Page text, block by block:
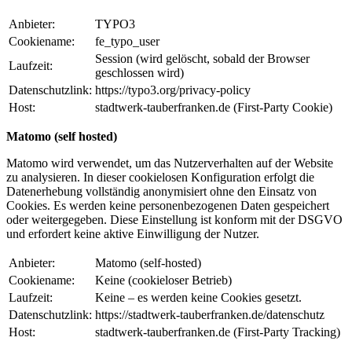
Anbieter:
TYPO3
Cookiename:
fe_typo_user
Laufzeit:
Session (wird gelöscht, sobald der Browser
geschlossen wird)
Datenschutzlink: https://typo3.org/privacy-policy
Host:
stadtwerk-tauberfranken.de (First-Party Cookie)
Matomo (self hosted)
Matomo wird verwendet, um das Nutzerverhalten auf der Website
zu analysieren. In dieser cookielosen Konfiguration erfolgt die
Datenerhebung vollständig anonymisiert ohne den Einsatz von
Cookies. Es werden keine personenbezogenen Daten gespeichert
oder weitergegeben. Diese Einstellung ist konform mit der DSGVO
und erfordert keine aktive Einwilligung der Nutzer.
Anbieter:
Matomo (self-hosted)
Cookiename:
Keine (cookieloser Betrieb)
Laufzeit:
Keine – es werden keine Cookies gesetzt.
Datenschutzlink: https://stadtwerk-tauberfranken.de/datenschutz
Host:
stadtwerk-tauberfranken.de (First-Party Tracking)